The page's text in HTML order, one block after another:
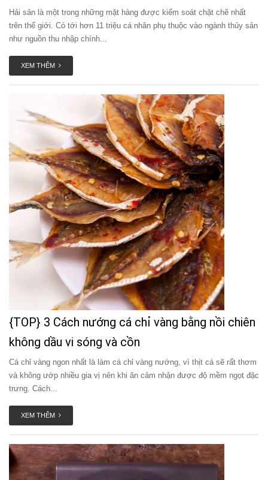
Hải sản là một trong những mặt hàng được kiểm soát chặt chẽ nhất
trên thế giới. Có tới hơn 11 triệu cá nhân phụ thuộc vào ngành thủy sản
như nguồn thu nhập chính...
XEM THÊM
{TOP} 3 Cách nướng cá chỉ vàng bằng nồi chiên
không dầu vi sóng và cồn
Cá chỉ vàng ngon nhất là làm cá chỉ vàng nướng, vì thịt cá sẽ rất thơm
và không ướp nhiều gia vị nên khi ăn cảm nhận được độ mềm ngọt đặc
trưng. Cách...
XEM THÊM